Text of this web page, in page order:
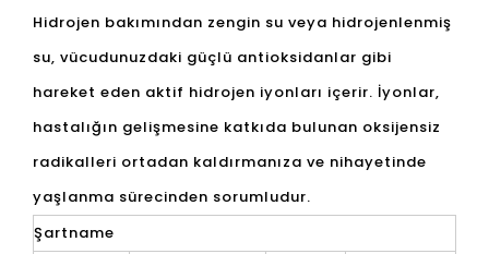
Hidrojen bakımından zengin su veya hidrojenlenmiş
su, vücudunuzdaki güçlü antioksidanlar gibi
hareket eden aktif hidrojen iyonları içerir. İyonlar,
hastalığın gelişmesine katkıda bulunan oksijensiz
radikalleri ortadan kaldırmanıza ve nihayetinde
yaşlanma sürecinden sorumludur.
Şartname